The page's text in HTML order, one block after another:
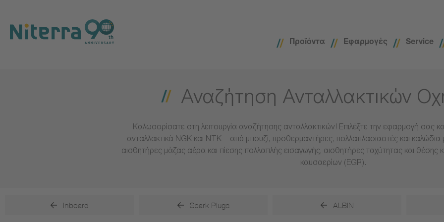
main
navigation
main
content
footer
Προϊόντα Εφαρμογές Service
Αναζήτηση Ανταλλακτικών
Καλωσορίσατε στη λειτουργία αναζήτησης ανταλλακτικών! Επιλέξτε την εφαρμογή σας
ανταλλακτικά NGK και NTK – από μπουζί, προθερμαντήρες, πολλαπλασιαστές και καλώδια
αισθητήρες μάζας αέρα και πίεσης πολλαπλής εισαγωγής, αισθητήρες ταχύτητας και θέσης
καυσαερίων (EGR).
Inboard Spark Plugs ALBIN